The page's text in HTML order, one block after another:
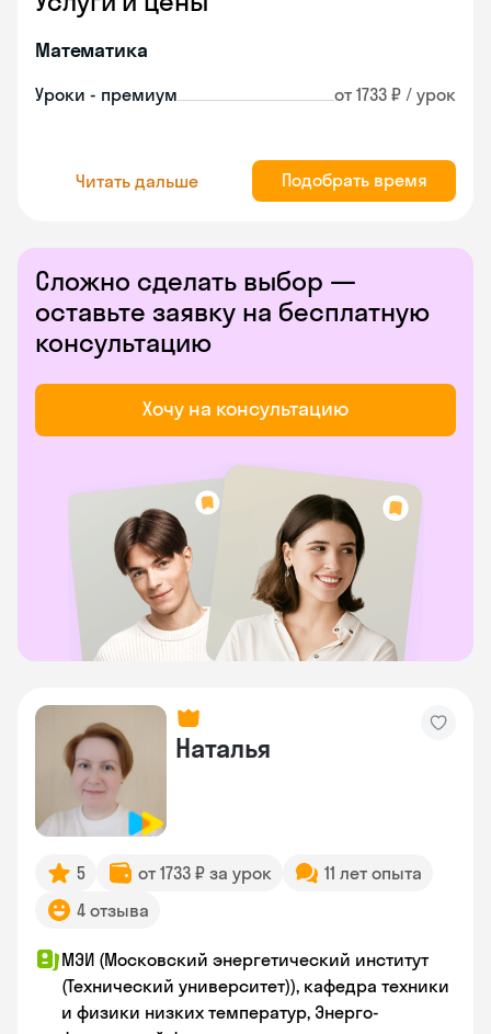
Математика
Уроки - премиум от 1733 ₽ / урок
Читать дальше Подобрать время
Сложно сделать выбор —
оставьте заявку на бесплатную
консультацию
Хочу на консультацию
Наталья
5 от 1733 ₽ за урок
11 лет опыта
4 отзыва
МЭИ (Московский энергетический институт
(Технический университет)), кафедра техники
и физики низких температур, Энерго-